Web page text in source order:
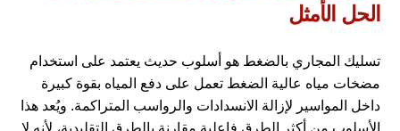
الحل الأمثل
تسليك المجاري بالضغط هو أسلوب حديث يعتمد على استخدام
مضخات مياه عالية الضغط تعمل على دفع المياه بقوة كبيرة
داخل المواسير لإزالة الانسدادات والرواسب المتراكمة. ويُعد هذا
الأسلوب من أكثر الطرق فاعلية مقارنة بالطرق التقليدية، لأنه لا